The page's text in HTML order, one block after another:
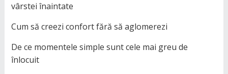
vârstei înaintate
Cum să creezi confort fără să aglomerezi
De ce momentele simple sunt cele mai greu de
înlocuit